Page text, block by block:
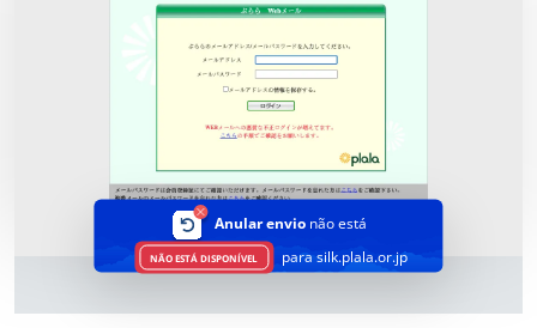
Anular envionão está
NÃO ESTÁ DISPONÍVEL para silk.plala.or.jp